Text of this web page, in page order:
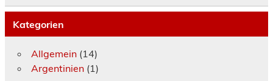
Kategorien
Allgemein(14)
Argentinien(1)